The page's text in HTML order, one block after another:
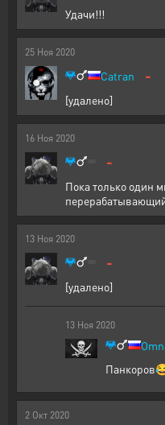
Удачи!!!
25 Ноя 2020
Catran -
[удалено]
16 Ноя 2020
-
Пока только один
13 Ноя 2020
-
[удалено]
13 Ноя 2020
2 Окт 2020